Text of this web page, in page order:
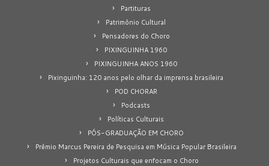
Partituras
Patrimônio Cultural
Pensadores do Choro
PIXINGUINHA 1960
PIXINGUINHA ANOS 1960
Pixinguinha: 120 anos pelo olhar da imprensa brasileira
POD CHORAR
Podcasts
Políticas Culturais
PÓS-GRADUAÇÃO EM CHORO
Prêmio Marcus Pereira de Pesquisa em Música Popular Brasileira
Projetos Culturais que enfocam o Choro